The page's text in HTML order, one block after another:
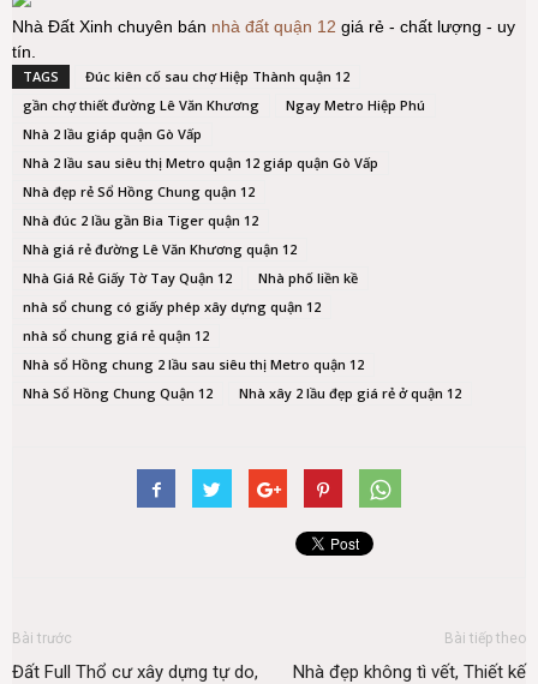
Nhà Đất Xinh chuyên bán nhà đất quận 12 giá rẻ - chất lượng - uy
tín.
TAGS
Đúc kiên cố sau chợ Hiệp Thành quận 12
gần chợ thiết đường Lê Văn Khương
Ngay Metro Hiệp Phú
Nhà 2 lầu giáp quận Gò Vấp
Nhà 2 lầu sau siêu thị Metro quận 12 giáp quận Gò Vấp
Nhà đẹp rẻ Sổ Hồng Chung quận 12
Nhà đúc 2 lầu gần Bia Tiger quận 12
Nhà giá rẻ đường Lê Văn Khương quận 12
Nhà Giá Rẻ Giấy Tờ Tay Quận 12
Nhà phố liền kề
nhà sổ chung có giấy phép xây dựng quận 12
nhà sổ chung giá rẻ quận 12
Nhà sổ Hồng chung 2 lầu sau siêu thị Metro quận 12
Nhà Sổ Hồng Chung Quận 12
Nhà xây 2 lầu đẹp giá rẻ ở quận 12
Bài trước
Đất Full Thổ cư xây dựng tự do,
Bài tiếp theo
Nhà đẹp không tì vết, Thiết kế